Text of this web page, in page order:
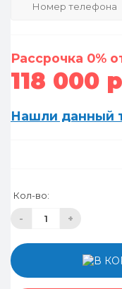
Рассрочка 0%
118 000
Нашли данный
Кол-во:
- +